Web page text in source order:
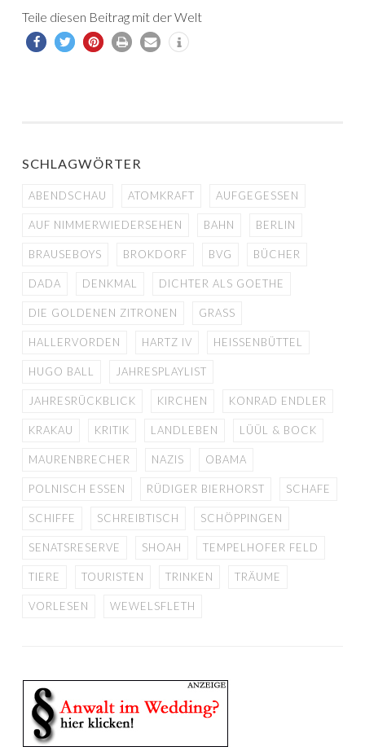
Teile diesen Beitrag mit der Welt
SCHLAGWÖRTER
ABENDSCHAU ATOMKRAFT AUFGEGESSEN
AUF NIMMERWIEDERSEHEN BAHN BERLIN
BRAUSEBOYS BROKDORF BVG BÜCHER
DADA DENKMAL DICHTER ALS GOETHE
DIE GOLDENEN ZITRONEN GRASS
HALLERVORDEN HARTZ IV HEISSENBÜTTEL
HUGO BALL JAHRESPLAYLIST
JAHRESRÜCKBLICK KIRCHEN KONRAD ENDLER
KRAKAU KRITIK LANDLEBEN LÜÜL & BOCK
MAURENBRECHER NAZIS OBAMA
POLNISCH ESSEN RÜDIGER BIERHORST SCHAFE
SCHIFFE SCHREIBTISCH SCHÖPPINGEN
SENATSRESERVE SHOAH TEMPELHOFER FELD
TIERE TOURISTEN TRINKEN TRÄUME
VORLESEN WEWELSFLETH